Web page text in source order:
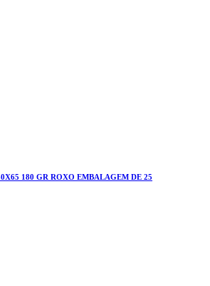
180 GR ROXO EMBALAGEM DE 25